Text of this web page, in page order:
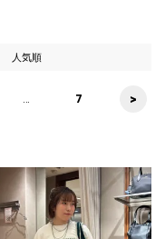
人気順
... 7 >